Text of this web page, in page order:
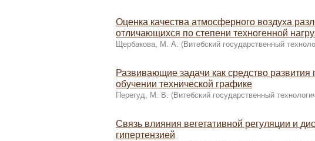
Оценка качества атмосферного воздуха
отличающихся по степени техногенной
Щербакова, М. А. (Витебский государственный
Развивающие задачи как средство
обучении технической графике
Перегуд, М. В. (Витебский государственный
Связь влияния вегетативной регуляции и
гипертензией